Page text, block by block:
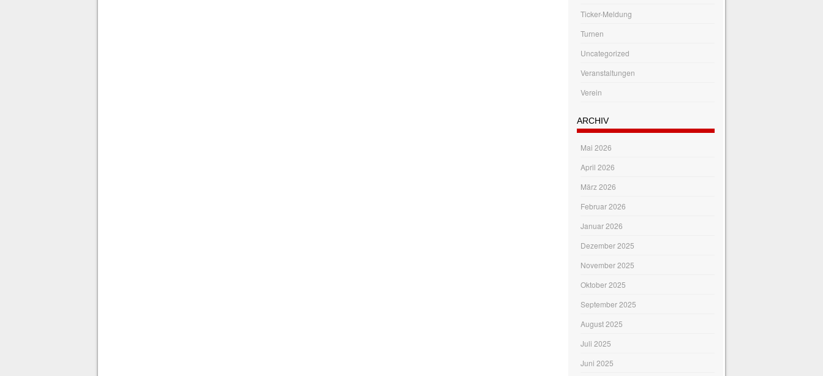
Ticker-Meldung
Turnen
Uncategorized
Veranstaltungen
Verein
ARCHIV
Mai 2026
April 2026
März 2026
Februar 2026
Januar 2026
Dezember 2025
November 2025
Oktober 2025
September 2025
August 2025
Juli 2025
Juni 2025